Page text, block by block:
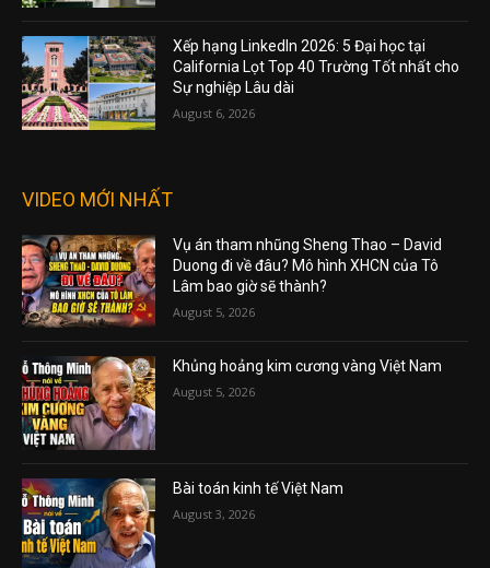
Xếp hạng LinkedIn 2026: 5 Đại học tại
California Lọt Top 40 Trường Tốt nhất cho
Sự nghiệp Lâu dài
August 6, 2026
VIDEO MỚI NHẤT
Vụ án tham nhũng Sheng Thao – David
Duong đi về đâu? Mô hình XHCN của Tô
Lâm bao giờ sẽ thành?
August 5, 2026
Khủng hoảng kim cương vàng Việt Nam
August 5, 2026
Bài toán kinh tế Việt Nam
August 3, 2026